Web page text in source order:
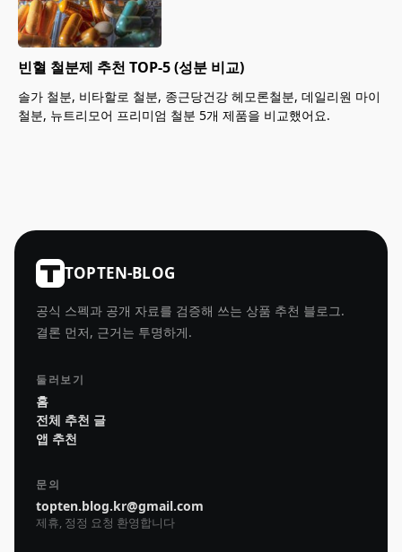
빈혈 철분제 추천 TOP-5 (성분 비교)
솔가 철분, 비타할로 철분, 종근당건강 헤모론철분, 데일리원 마이
철분, 뉴트리모어 프리미엄 철분 5개 제품을 비교했어요.
TOPTEN-BLOG
공식 스펙과 공개 자료를 검증해 쓰는 상품 추천 블로그.
결론 먼저, 근거는 투명하게.
둘러보기
홈
전체 추천 글
앱 추천
문의
topten.blog.kr@gmail.com
제휴, 정정 요청 환영합니다